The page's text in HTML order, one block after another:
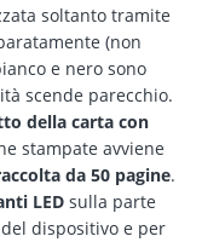
soltanto tramite
(non
e nero sono
scende parecchio.
della carta con
stampate avviene
da 50 pagine.
LED sulla parte
dispositivo e per